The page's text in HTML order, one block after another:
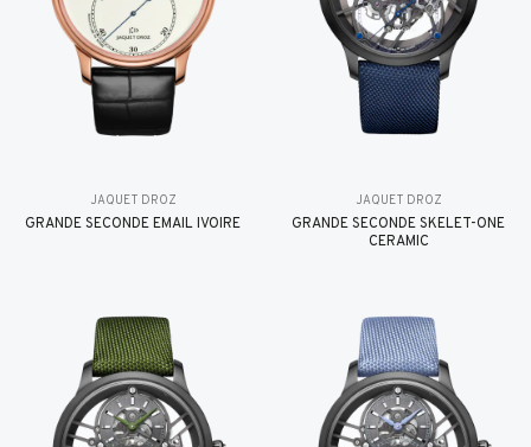
JAQUET DROZ
GRANDE SECONDE EMAIL IVOIRE
JAQUET DROZ
GRANDE SECONDE SKELET-ONE
CERAMIC